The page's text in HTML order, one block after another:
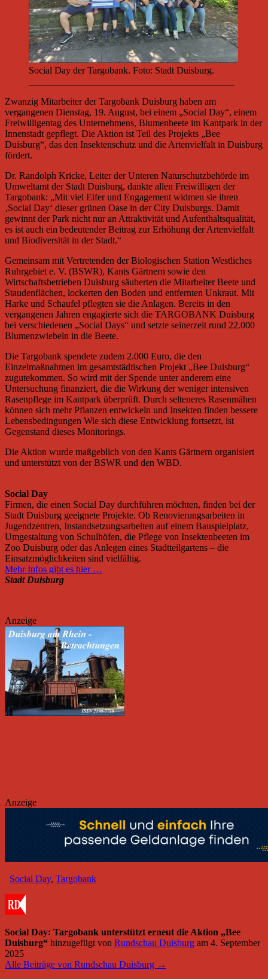
Social Day der Targobank. Foto: Stadt Duisburg.
Zwanzig Mitarbeiter der Targobank Duisburg haben am
vergangenen Dienstag, 19. August, bei einem „Social Day“, einem
Freiwilligentag des Unternehmens, Blumenbeete im Kantpark in der
Innenstadt gepflegt. Die Aktion ist Teil des Projekts „Bee
Duisburg“, das den Insektenschutz und die Artenvielfalt in Duisburg
fördert.
Dr. Randolph Kricke, Leiter der Unteren Naturschutzbehörde im
Umweltamt der Stadt Duisburg, dankte allen Freiwilligen der
Targobank: „Mit viel Eifer und Engagement widmen sie ihren
‚Social Day‘ dieser grünen Oase in der City Duisburgs. Damit
gewinnt der Park nicht nur an Attraktivität und Aufenthaltsqualität,
es ist auch ein bedeutender Beitrag zur Erhöhung der Artenvielfalt
und Biodiversität in der Stadt.“
Gemeinsam mit Vertretenden der Biologischen Station Westliches
Ruhrgebiet e. V. (BSWR), Kants Gärtnern sowie den
Wirtschaftsbetrieben Duisburg säuberten die Mitarbeiter Beete und
Staudenflächen, lockerten den Boden und entfernten Unkraut. Mit
Harke und Schaufel pflegten sie die Anlagen. Bereits in den
vergangenen Jahren engagierte sich die TARGOBANK Duisburg
bei verschiedenen „Social Days“ und setzte seinerzeit rund 22.000
Blumenzwiebeln in die Beete.
Die Targobank spendete zudem 2.000 Euro, die den
Einzelmaßnahmen im gesamtstädtischen Projekt „Bee Duisburg“
zugutekommen. So wird mit der Spende unter anderem eine
Untersuchung finanziert, die die Wirkung der weniger intensiven
Rasenpflege im Kantpark überprüft. Durch selteneres Rasenmähen
können sich mehr Pflanzen entwickeln und Insekten finden bessere
Lebensbedingungen Wie sich diese Entwicklung fortsetzt, ist
Gegenstand dieses Monitorings.
Die Aktion wurde maßgeblich von den Kants Gärtnern organisiert
und unterstützt von der BSWR und den WBD.
Social Day
Firmen, die einen Social Day durchführen möchten, finden bei der
Stadt Duisburg geeignete Projekte. Ob Renovierungsarbeiten in
Jugendzentren, Instandsetzungsarbeiten auf einem Bauspielplatz,
Umgestaltung von Schulhöfen, die Pflege von Insektenbeeten im
Zoo Duisburg oder das Anlegen eines Stadtteilgartens – die
Einsatzmöglichkeiten sind vielfältig.
Mehr Infos gibt es hier …
Stadt Duisburg
Anzeige
Anzeige
Social Day, Targobank
Social Day: Targobank unterstützt erneut die Aktion „Bee
Duisburg“ hinzugefügt von Rundschau Duisburg am 4. September
2025
Alle Beiträge von Rundschau Duisburg →